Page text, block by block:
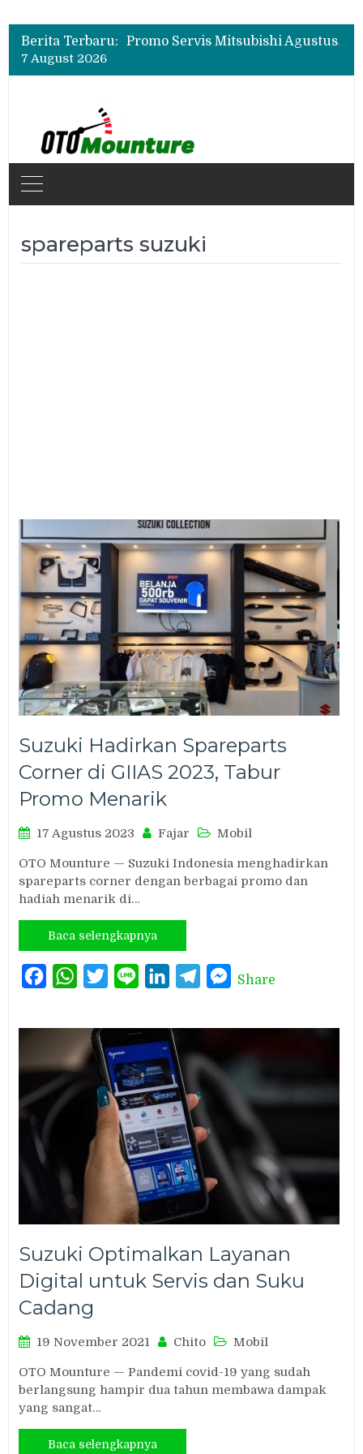
Berita Terbaru:
Bukan Cuma Layar 14,6 Inci, Ini Fitur Pintar Changan Nevo Q05 yang Dibanderol Rp309 Juta
Promo Servis Mitsubishi Agustus 2026, Ada Diskon ESP dan Bodi & Cat Kilau Merdeka
Bukan Cuma Layar 14,6 Inci, Ini Fitur Pintar Changan Nevo Q05 yang Dibanderol Rp309 Juta
7 August 2026
spareparts suzuki
Suzuki Hadirkan Spareparts
Corner di GIIAS 2023, Tabur
Promo Menarik
17 Agustus 2023 Fajar Mobil
OTO Mounture — Suzuki Indonesia menghadirkan
spareparts corner dengan berbagai promo dan
hadiah menarik di…
Baca selengkapnya
FacebookWhatsAppTwitterLine LinkedInTelegramMessenger
Share
Suzuki Optimalkan Layanan
Digital untuk Servis dan Suku
Cadang
19 November 2021 Chito Mobil
OTO Mounture — Pandemi covid-19 yang sudah
berlangsung hampir dua tahun membawa dampak
yang sangat…
Baca selengkapnya